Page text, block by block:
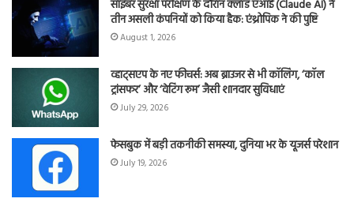
साइबर सुरक्षा परीक्षण के दौरान क्लॉड एआई (Claude AI) ने
तीन असली कंपनियों को किया हैक: एंथ्रोपिक ने की पुष्टि
August 1, 2026
व्हाट्सएप के नए फीचर्स: अब ब्राउजर से भी कॉलिंग, ‘कॉल
ट्रांसफर’ और ‘वेटिंग रूम’ जैसी शानदार सुविधाएं
July 29, 2026
फेसबुक में बड़ी तकनीकी समस्या, दुनिया भर के यूजर्स परेशान
July 19, 2026